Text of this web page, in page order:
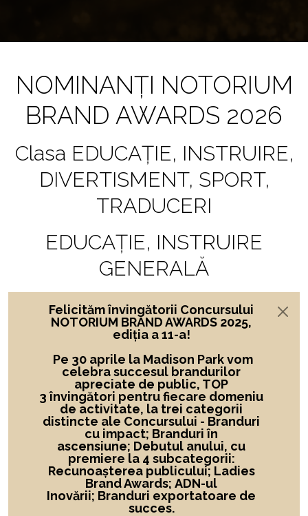
NOMINANȚI NOTORIUM
BRAND AWARDS 2026
Clasa EDUCAȚIE, INSTRUIRE,
DIVERTISMENT, SPORT,
TRADUCERI
EDUCAŢIE, INSTRUIRE
GENERALĂ
Felicităm învingătorii Concursului
NOTORIUM BRAND AWARDS 2025,
ediția a 11-a!
Pe 30 aprile la Madison Park vom
celebra succesul brandurilor
apreciate de public, TOP
3 învingători pentru fiecare domeniu
de activitate, la trei categorii
distincte ale Concursului - Branduri
cu impact; Branduri în
ascensiune; Debutul anului, cu
premiere la 4 subcategorii:
Recunoașterea publicului; Ladies
Brand Awards; ADN-ul
Inovării; Branduri exportatoare de
succes.